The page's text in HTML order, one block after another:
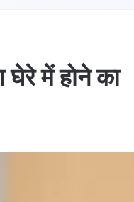
घेरे में होने का